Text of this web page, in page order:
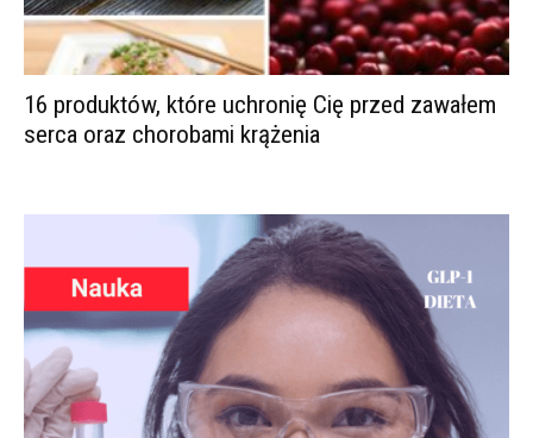
16 produktów, które uchronię Cię przed zawałem
serca oraz chorobami krążenia